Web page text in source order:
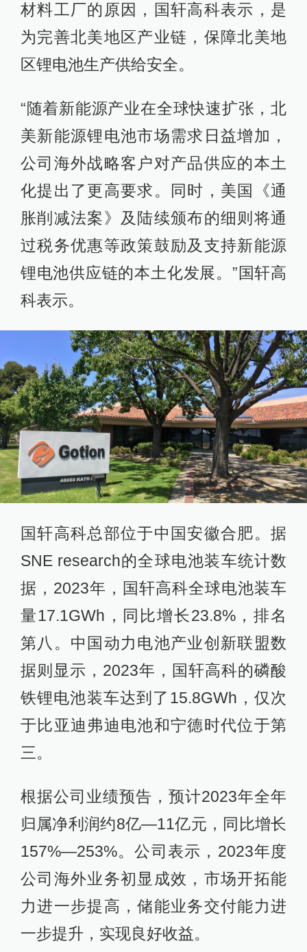
材料工厂的原因，国轩高科表示，是
为完善北美地区产业链，保障北美地
区锂电池生产供给安全。
“随着新能源产业在全球快速扩张，北
美新能源锂电池市场需求日益增加，
公司海外战略客户对产品供应的本土
化提出了更高要求。同时，美国《通
胀削减法案》及陆续颁布的细则将通
过税务优惠等政策鼓励及支持新能源
锂电池供应链的本土化发展。”国轩高
科表示。
国轩高科总部位于中国安徽合肥。据
SNE research的全球电池装车统计数
据，2023年，国轩高科全球电池装车
量17.1GWh，同比增长23.8%，排名
第八。中国动力电池产业创新联盟数
据则显示，2023年，国轩高科的磷酸
铁锂电池装车达到了15.8GWh，仅次
于比亚迪弗迪电池和宁德时代位于第
三。
根据公司业绩预告，预计2023年全年
归属净利润约8亿—11亿元，同比增长
157%—253%。公司表示，2023年度
公司海外业务初显成效，市场开拓能
力进一步提高，储能业务交付能力进
一步提升，实现良好收益。